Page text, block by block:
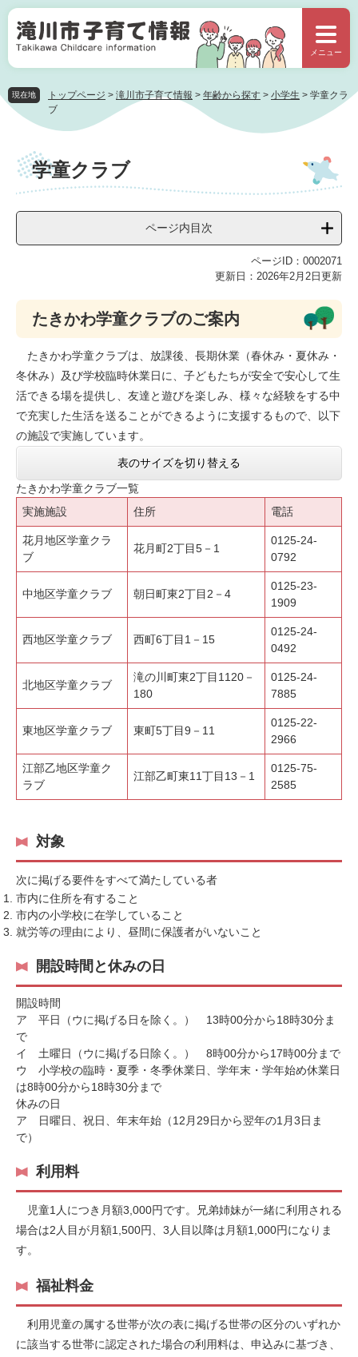
ペ
の
頭
で
メ
ー
飛
ば
メニュー
現在地 トップページ > 滝川市子育て情報 > 年齢から探す > 小学生 > 学童クラ
ブ
本
文 学童クラブ
ページ内目次
ページID：0002071
更新日：2026年2月2日更新
たきかわ学童クラブのご案内
たきかわ学童クラブは、放課後、長期休業（春休み・夏休み・
冬休み）及び学校臨時休業日に、子どもたちが安全で安心して生
活できる場を提供し、友達と遊びを楽しみ、様々な経験をする中
で充実した生活を送ることができるように支援するもので、以下
の施設で実施しています。
表のサイズを切り替える
たきかわ学童クラブ一覧
実施施設
住所 電話
花月地区学童クラ
ブ
花月町2丁目5－1
0125-24-
0792
中地区学童クラブ 朝日町東2丁目2－4
0125-23-
1909
西地区学童クラブ 西町6丁目1－15
0125-24-
0492
北地区学童クラブ
滝の川町東2丁目1120－
180
0125-24-
7885
東地区学童クラブ 東町5丁目9－11
0125-22-
2966
江部乙地区学童ク
ラブ
江部乙町東11丁目13－1
0125-75-
2585
対象
次に掲げる要件をすべて満たしている者
市内に住所を有すること
市内の小学校に在学していること
就労等の理由により、昼間に保護者がいないこと
開設時間と休みの日
開設時間
ア 平日（ウに掲げる日を除く。） 13時00分から18時30分ま
で
イ 土曜日（ウに掲げる日除く。） 8時00分から17時00分まで
ウ 小学校の臨時・夏季・冬季休業日、学年末・学年始め休業日
は8時00分から18時30分まで
休みの日
ア 日曜日、祝日、年末年始（12月29日から翌年の1月3日ま
で）
利用料
児童1人につき月額3,000円です。兄弟姉妹が一緒に利用される
場合は2人目が月額1,500円、3人目以降は月額1,000円になりま
す。
福祉料金
利用児童の属する世帯が次の表に掲げる世帯の区分のいずれか
に該当する世帯に認定された場合の利用料は、申込みに基づき、